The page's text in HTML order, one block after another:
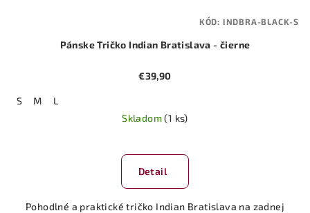
Pánske Tričko Indian Bratislava - čierne
€39,90
S M
L
Skladom(1 ks)
Detail
Pohodlné a praktické tričko Indian Bratislava na zadnej
KÓD: INDBRA-BLACK-S